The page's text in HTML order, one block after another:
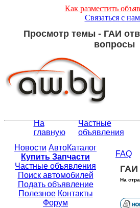
Как разместить
Связаться с
Просмотр темы - ГАИ
вопросы
На
главную
Частные
объявления
Новости АвтоКаталог
Купить Запчасти
Частные объявления
Поиск автомобилей
Подать объявление
Полезное Контакты
Форум
FAQ
ГАИ
На